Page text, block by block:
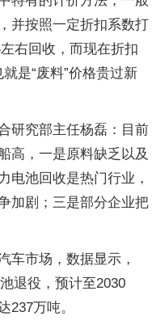
并按照一定折扣系数打
右回收，而现在折扣
是“废料”价格贵过新
研究部主任杨磊：目前
高，一是原料缺乏以及
电池回收是热门行业，
加剧；三是部分企业把
车市场，数据显示，
退役，预计至2030
237万吨。